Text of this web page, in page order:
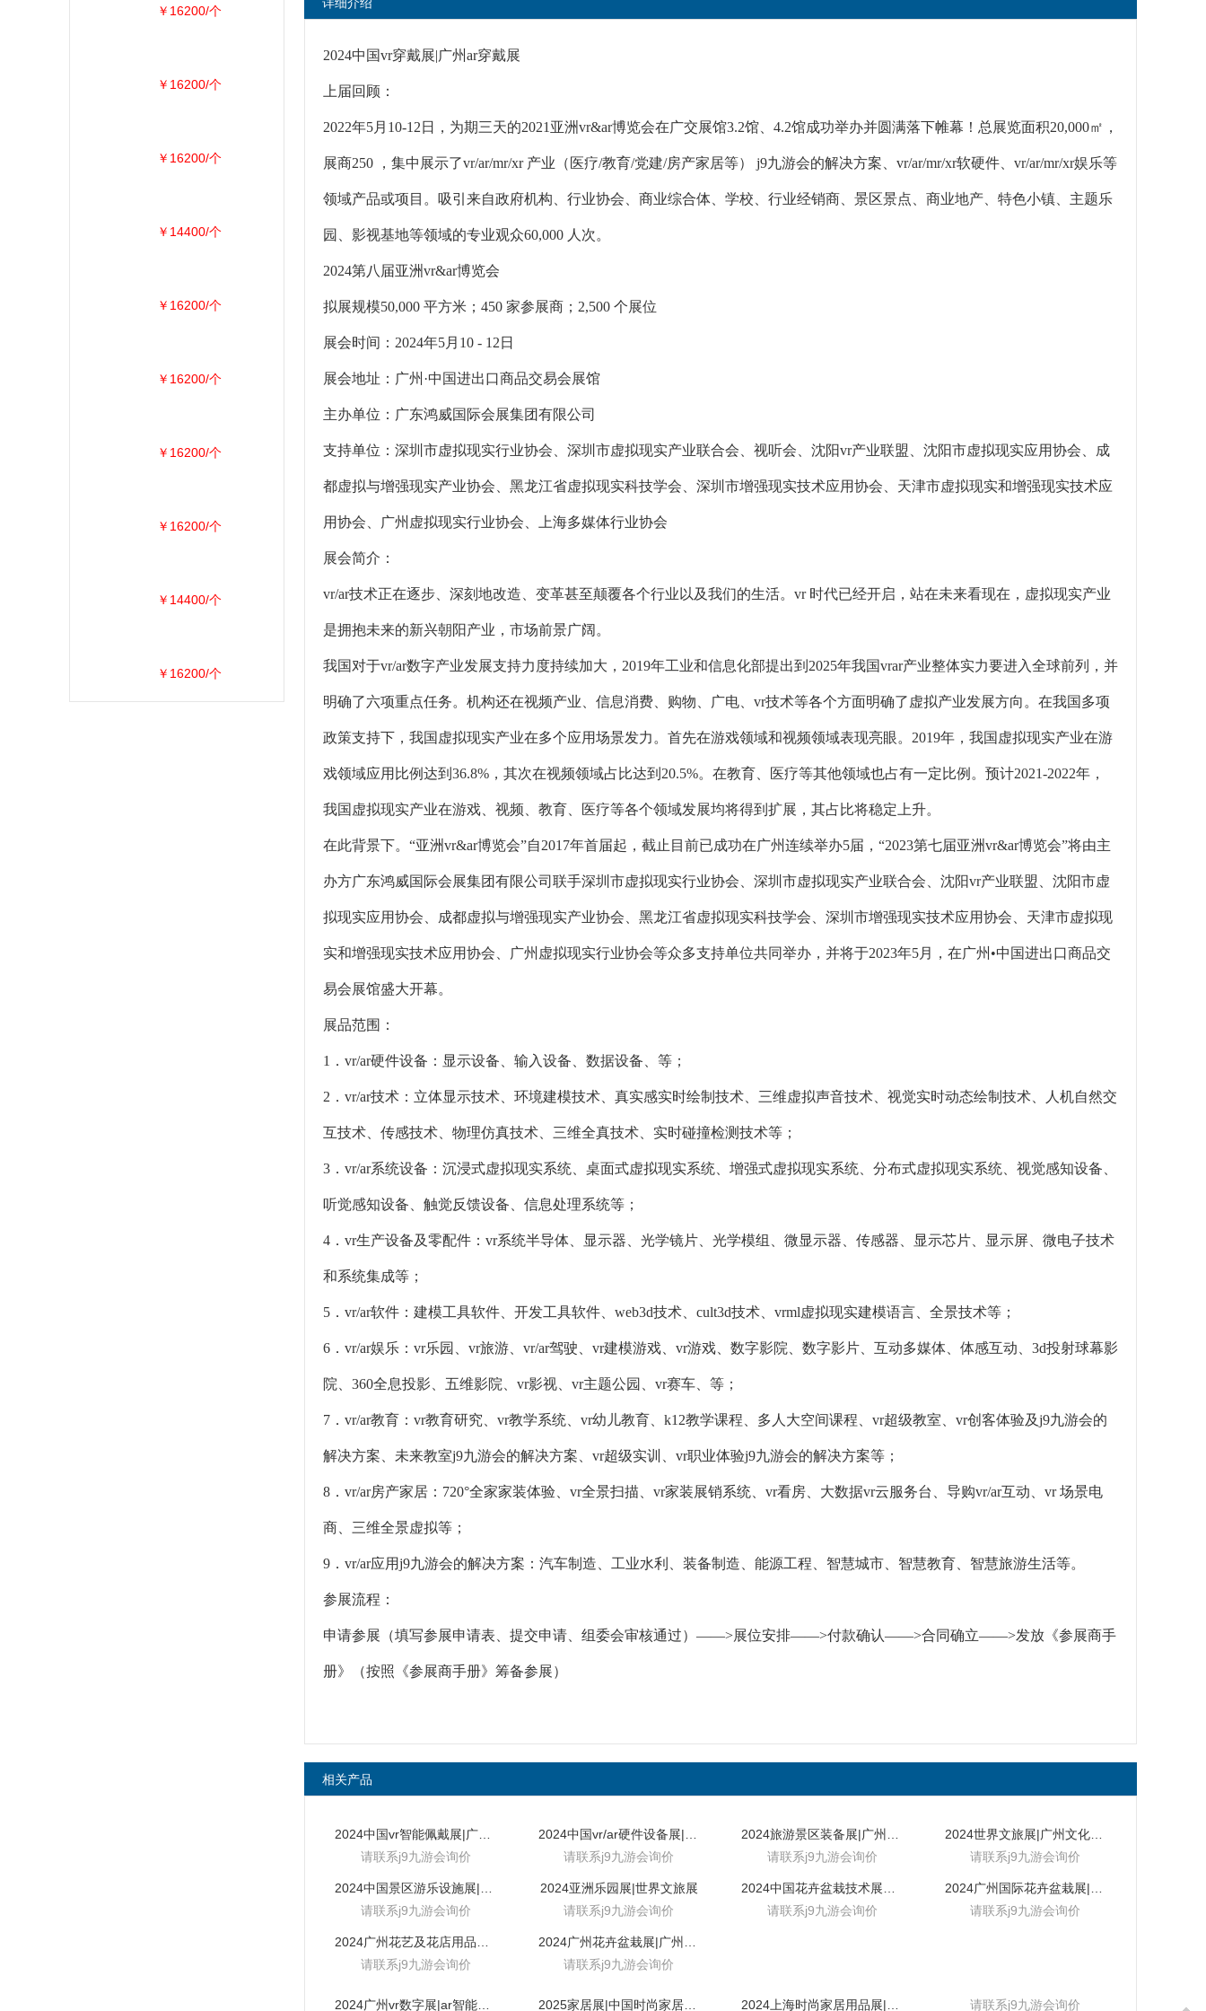
2024中国vr穿戴展|广州ar穿戴展
上届回顾：
2022年5月10-12日，为期三天的2021亚洲vr&ar博览会在广交展馆3.2馆、4.2馆成功举办并圆满落下帷幕！总展览面积20,000㎡，
展商250 ，集中展示了vr/ar/mr/xr 产业（医疗/教育/党建/房产家居等） j9九游会的解决方案、vr/ar/mr/xr软硬件、vr/ar/mr/xr娱乐等
领域产品或项目。吸引来自政府机构、行业协会、商业综合体、学校、行业经销商、景区景点、商业地产、特色小镇、主题乐
园、影视基地等领域的专业观众60,000 人次。
2024第八届亚洲vr&ar博览会
拟展规模50,000 平方米；450 家参展商；2,500 个展位
展会时间：2024年5月10 - 12日
展会地址：广州·中国进出口商品交易会展馆
主办单位：广东鸿威国际会展集团有限公司
支持单位：深圳市虚拟现实行业协会、深圳市虚拟现实产业联合会、视听会、沈阳vr产业联盟、沈阳市虚拟现实应用协会、成
都虚拟与增强现实产业协会、黑龙江省虚拟现实科技学会、深圳市增强现实技术应用协会、天津市虚拟现实和增强现实技术应
用协会、广州虚拟现实行业协会、上海多媒体行业协会
展会简介：
vr/ar技术正在逐步、深刻地改造、变革甚至颠覆各个行业以及我们的生活。vr 时代已经开启，站在未来看现在，虚拟现实产业
是拥抱未来的新兴朝阳产业，市场前景广阔。
我国对于vr/ar数字产业发展支持力度持续加大，2019年工业和信息化部提出到2025年我国vrar产业整体实力要进入全球前列，并
明确了六项重点任务。机构还在视频产业、信息消费、购物、广电、vr技术等各个方面明确了虚拟产业发展方向。在我国多项
政策支持下，我国虚拟现实产业在多个应用场景发力。首先在游戏领域和视频领域表现亮眼。2019年，我国虚拟现实产业在游
戏领域应用比例达到36.8%，其次在视频领域占比达到20.5%。在教育、医疗等其他领域也占有一定比例。预计2021-2022年，
我国虚拟现实产业在游戏、视频、教育、医疗等各个领域发展均将得到扩展，其占比将稳定上升。
在此背景下。“亚洲vr&ar博览会”自2017年首届起，截止目前已成功在广州连续举办5届，“2023第七届亚洲vr&ar博览会”将由主
办方广东鸿威国际会展集团有限公司联手深圳市虚拟现实行业协会、深圳市虚拟现实产业联合会、沈阳vr产业联盟、沈阳市虚
拟现实应用协会、成都虚拟与增强现实产业协会、黑龙江省虚拟现实科技学会、深圳市增强现实技术应用协会、天津市虚拟现
实和增强现实技术应用协会、广州虚拟现实行业协会等众多支持单位共同举办，并将于2023年5月，在广州•中国进出口商品交
易会展馆盛大开幕。
展品范围：
1．vr/ar硬件设备：显示设备、输入设备、数据设备、等；
2．vr/ar技术：立体显示技术、环境建模技术、真实感实时绘制技术、三维虚拟声音技术、视觉实时动态绘制技术、人机自然交
互技术、传感技术、物理仿真技术、三维全真技术、实时碰撞检测技术等；
3．vr/ar系统设备：沉浸式虚拟现实系统、桌面式虚拟现实系统、增强式虚拟现实系统、分布式虚拟现实系统、视觉感知设备、
听觉感知设备、触觉反馈设备、信息处理系统等；
4．vr生产设备及零配件：vr系统半导体、显示器、光学镜片、光学模组、微显示器、传感器、显示芯片、显示屏、微电子技术
和系统集成等；
5．vr/ar软件：建模工具软件、开发工具软件、web3d技术、cult3d技术、vrml虚拟现实建模语言、全景技术等；
6．vr/ar娱乐：vr乐园、vr旅游、vr/ar驾驶、vr建模游戏、vr游戏、数字影院、数字影片、互动多媒体、体感互动、3d投射球幕影
院、360全息投影、五维影院、vr影视、vr主题公园、vr赛车、等；
7．vr/ar教育：vr教育研究、vr教学系统、vr幼儿教育、k12教学课程、多人大空间课程、vr超级教室、vr创客体验及j9九游会的
解决方案、未来教室j9九游会的解决方案、vr超级实训、vr职业体验j9九游会的解决方案等；
8．vr/ar房产家居：720°全家家装体验、vr全景扫描、vr家装展销系统、vr看房、大数据vr云服务台、导购vr/ar互动、vr 场景电
商、三维全景虚拟等；
9．vr/ar应用j9九游会的解决方案：汽车制造、工业水利、装备制造、能源工程、智慧城市、智慧教育、智慧旅游生活等。
参展流程：
申请参展（填写参展申请表、提交申请、组委会审核通过）——>展位安排——>付款确认——>合同确立——>发放《参展商手
册》（按照《参展商手册》筹备参展）
相关产品
请联系j9九游会询价
请联系j9九游会询价
请联系j9九游会询价
2024世界文旅展|广州文化旅游产业展
请联系j9九游会询价
请联系j9九游会询价
2024亚洲乐园展|世界文旅展
请联系j9九游会询价
请联系j9九游会询价
请联系j9九游会询价
请联系j9九游会询价
请联系j9九游会询价
2025家居展|中国时尚家居展|上海展 请联系j9九游会询价
￥16200/个
￥16200/个
￥16200/个
￥14400/个
￥16200/个
￥16200/个
￥16200/个
￥16200/个
￥14400/个
￥16200/个